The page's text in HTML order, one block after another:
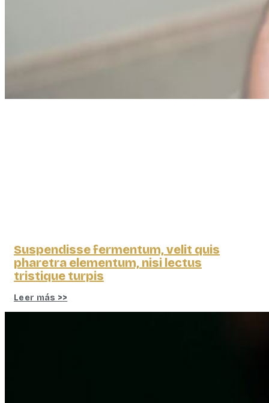
Suspendisse fermentum, velit quis
pharetra elementum, nisi lectus
tristique turpis
Leer más >>